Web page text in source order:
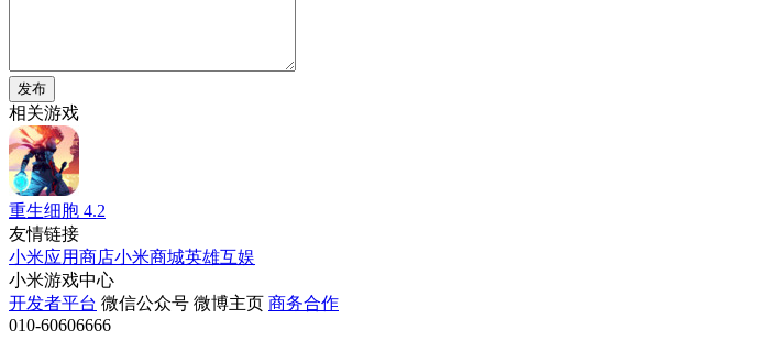
发布
相关游戏
重生细胞 4.2
友情链接
小米应用商店小米商城英雄互娱
小米游戏中心
开发者平台 微信公众号 微博主页 商务合作
010-60606666